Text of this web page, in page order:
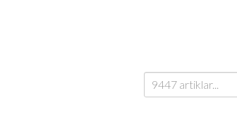
Sök
efter: